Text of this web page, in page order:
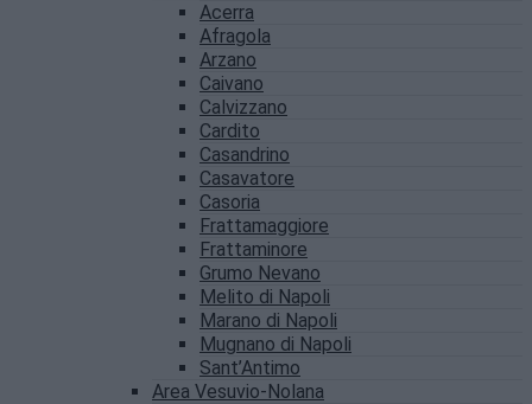
Acerra
Afragola
Arzano
Caivano
Calvizzano
Cardito
Casandrino
Casavatore
Casoria
Frattamaggiore
Frattaminore
Grumo Nevano
Melito di Napoli
Marano di Napoli
Mugnano di Napoli
Sant’Antimo
Area Vesuvio-Nolana